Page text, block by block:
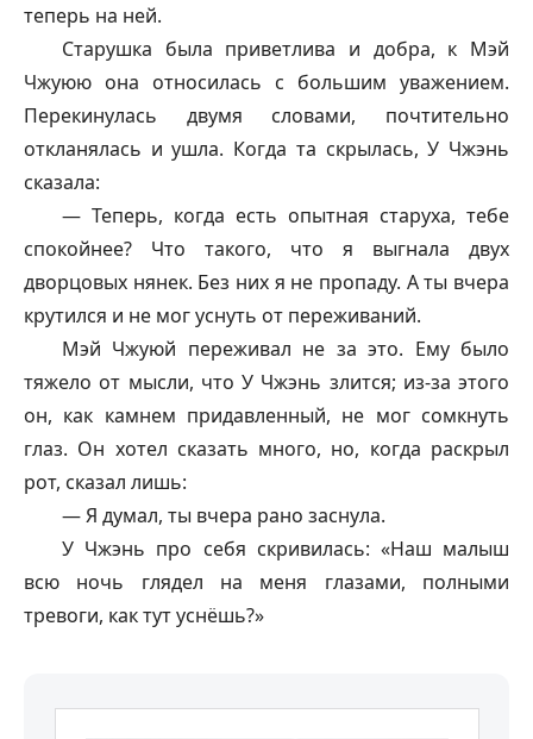
теперь на ней.
Старушка была приветлива и добра, к Мэй
Чжуюю она относилась с большим уважением.
Перекинулась двумя словами, почтительно
откланялась и ушла. Когда та скрылась, У Чжэнь
сказала:
— Теперь, когда есть опытная старуха, тебе
спокойнее? Что такого, что я выгнала двух
дворцовых нянек. Без них я не пропаду. А ты вчера
крутился и не мог уснуть от переживаний.
Мэй Чжуюй переживал не за это. Ему было
тяжело от мысли, что У Чжэнь злится; из-за этого
он, как камнем придавленный, не мог сомкнуть
глаз. Он хотел сказать много, но, когда раскрыл
рот, сказал лишь:
— Я думал, ты вчера рано заснула.
У Чжэнь про себя скривилась: «Наш малыш
всю ночь глядел на меня глазами, полными
тревоги, как тут уснёшь?»